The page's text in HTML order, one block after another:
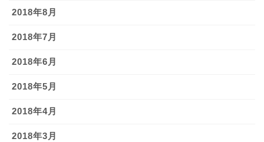
2018年8月
2018年7月
2018年6月
2018年5月
2018年4月
2018年3月